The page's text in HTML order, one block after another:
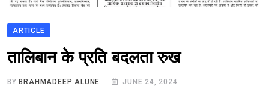
ARTICLE
तालिबान के प्रति बदलता रुख
BY BRAHMADEEP ALUNE JUNE 24, 2024